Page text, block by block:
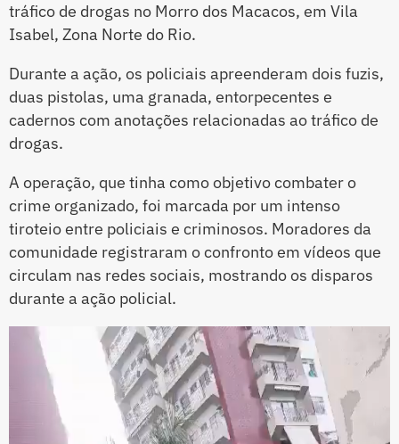
tráfico de drogas no Morro dos Macacos, em Vila
Isabel, Zona Norte do Rio.
Durante a ação, os policiais apreenderam dois fuzis,
duas pistolas, uma granada, entorpecentes e
cadernos com anotações relacionadas ao tráfico de
drogas.
A operação, que tinha como objetivo combater o
crime organizado, foi marcada por um intenso
tiroteio entre policiais e criminosos. Moradores da
comunidade registraram o confronto em vídeos que
circulam nas redes sociais, mostrando os disparos
durante a ação policial.